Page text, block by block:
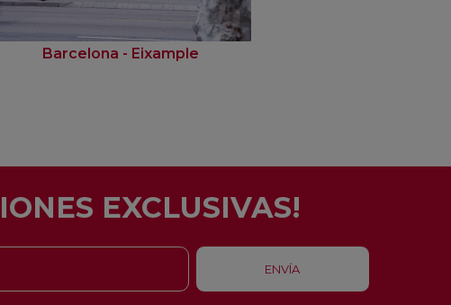
Barcelona - Eixample
EXCLUSIVAS!